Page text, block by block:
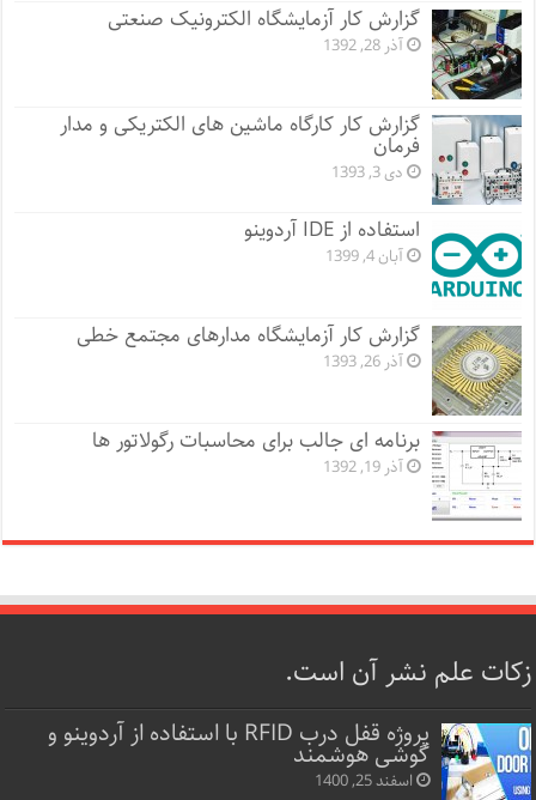
گزارش کار آزمایشگاه الکترونیک صنعتی
آذر 28, 1392
گزارش کار کارگاه ماشین های الکتریکی و مدار
فرمان
دی 3, 1393
استفاده از IDE آردوینو
آبان 4, 1399
گزارش کار آزمایشگاه مدارهای مجتمع خطی
آذر 26, 1393
برنامه ای جالب برای محاسبات رگولاتور ها
آذر 19, 1392
زکات علم نشر آن است.
پروژه قفل‌ درب RFID با استفاده از آردوینو و
گوشی هوشمند
اسفند 25, 1400